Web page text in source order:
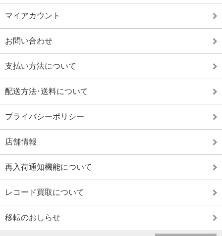
マイアカウント
お問い合わせ
支払い方法について
配送方法･送料について
プライバシーポリシー
店舗情報
再入荷通知機能について
レコード買取について
移転のおしらせ